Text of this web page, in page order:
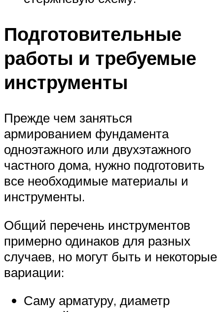
Подготовительные
работы и требуемые
инструменты
Прежде чем заняться
армированием фундамента
одноэтажного или двухэтажного
частного дома, нужно подготовить
все необходимые материалы и
инструменты.
Общий перечень инструментов
примерно одинаков для разных
случаев, но могут быть и некоторые
вариации:
Саму арматуру, диаметр